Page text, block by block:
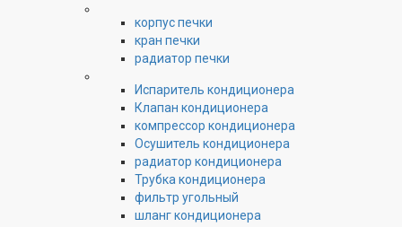
корпус печки
кран печки
радиатор печки
Испаритель кондиционера
Клапан кондиционера
компрессор кондиционера
Осушитель кондиционера
радиатор кондиционера
Трубка кондиционера
фильтр угольный
шланг кондиционера